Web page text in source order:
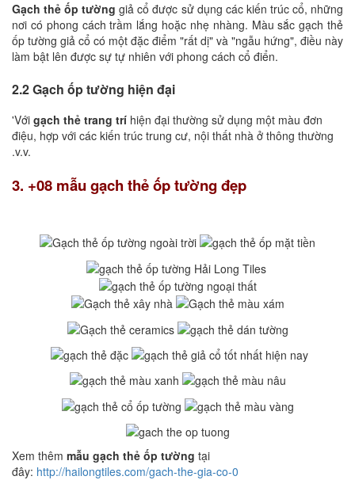
Gạch thẻ ốp tường giả cổ được sử dụng các kiến trúc cổ, những
nơi có phong cách trầm lắng hoặc nhẹ nhàng. Màu sắc gạch thẻ
ốp tường giả cổ có một đặc điểm "rất dị" và "ngẫu hứng", điều này
làm bật lên được sự tự nhiên với phong cách cổ điển.
2.2 Gạch ốp tường hiện đại
'Với gạch thẻ trang trí hiện đại thường sử dụng một màu đơn
điệu, hợp với các kiến trúc trung cư, nội thất nhà ở thông thường
.v.v.
3. +08 mẫu gạch thẻ ốp tường đẹp
Xem thêm mẫu gạch thẻ ốp tường tại
đây: http://hailongtiles.com/gach-the-gia-co-0